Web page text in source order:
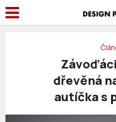
dřevěná
autíčka s